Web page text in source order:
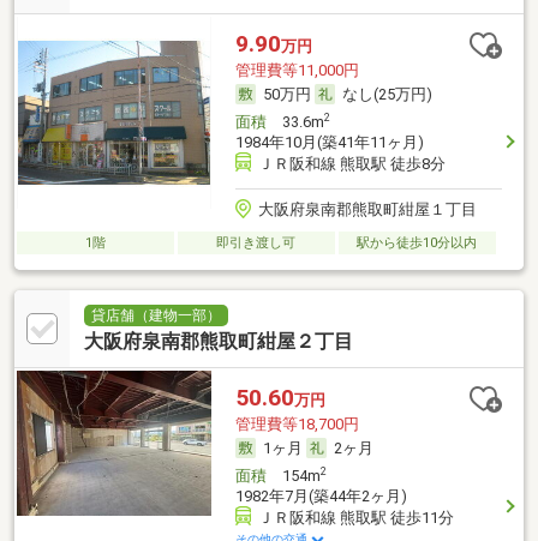
9.90万円
管理費等11,000円
50万円
なし(25万円)
面積33.6m2
1984年10月(築41年11ヶ月)
ＪＲ阪和線 熊取駅 徒歩8分
大阪府泉南郡熊取町紺屋１丁目
1階 即引き渡し可 駅から徒歩10分以内
貸店舗（建物一部）
大阪府泉南郡熊取町紺屋２丁目
50.60万円
管理費等18,700円
1ヶ月
2ヶ月
面積154m2
1982年7月(築44年2ヶ月)
ＪＲ阪和線 熊取駅 徒歩11分